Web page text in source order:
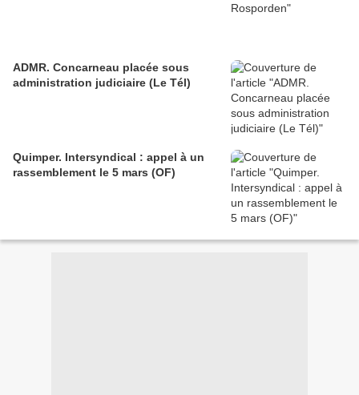
ADMR. Concarneau placée sous
administration judiciaire (Le Tél)
Quimper. Intersyndical : appel à un
rassemblement le 5 mars (OF)